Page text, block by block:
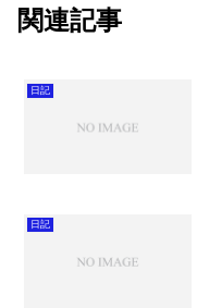
関連記事
日記
日記